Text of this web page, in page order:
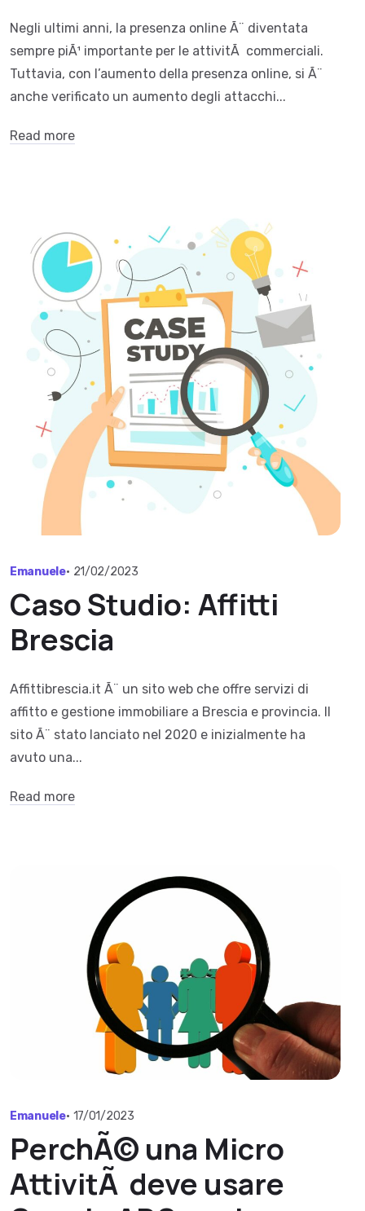
Negli ultimi anni, la presenza online Ã¨ diventata
sempre piÃ¹ importante per le attivitÃ commerciali.
Tuttavia, con l’aumento della presenza online, si Ã¨
anche verificato un aumento degli attacchi...
Read more
Emanuele• 21/02/2023
Caso Studio: Affitti
Brescia
Affittibrescia.it Ã¨ un sito web che offre servizi di
affitto e gestione immobiliare a Brescia e provincia. Il
sito Ã¨ stato lanciato nel 2020 e inizialmente ha
avuto una...
Read more
Emanuele• 17/01/2023
PerchÃ© una Micro
AttivitÃ deve usare